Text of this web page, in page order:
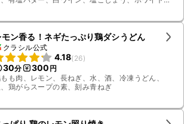
、丸鶏
モン香る！ネギたっぷり鶏ダシうどん
クラシル公式
4.18(26)
30分 300 円
も肉、レモン、長ねぎ、水、酒、冷凍うどん、
鶏がらスープの素、刻み青ねぎ